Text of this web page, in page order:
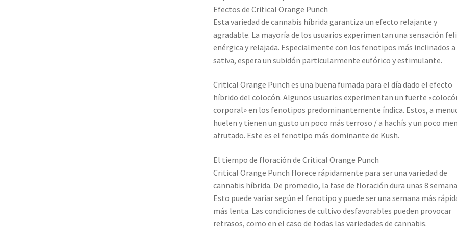
Efectos de Critical Orange Punch
Esta variedad de cannabis híbrida garantiza un efecto relajante y
agradable. La mayoría de los usuarios experimentan una sensación
enérgica y relajada. Especialmente con los fenotipos más inclinados a
sativa, espera un subidón particularmente eufórico y estimulante.
Critical Orange Punch es una buena fumada para el día dado el efecto
híbrido del colocón. Algunos usuarios experimentan un fuerte
corporal» en los fenotipos predominantemente índica. Estos, a
huelen y tienen un gusto un poco más terroso / a hachís y un poco
afrutado. Este es el fenotipo más dominante de Kush.
El tiempo de floración de Critical Orange Punch
Critical Orange Punch florece rápidamente para ser una variedad de
cannabis híbrida. De promedio, la fase de floración dura unas 8
Esto puede variar según el fenotipo y puede ser una semana más
más lenta. Las condiciones de cultivo desfavorables pueden provocar
retrasos, como en el caso de todas las variedades de cannabis.